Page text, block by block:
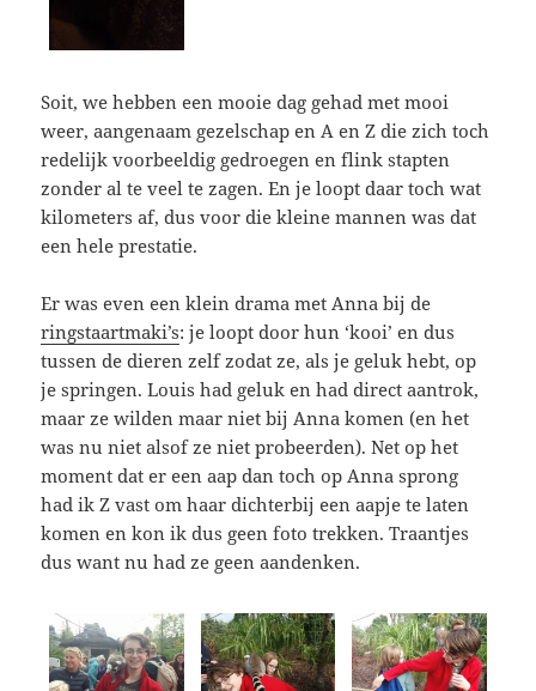
Soit, we hebben een mooie dag gehad met mooi
weer, aangenaam gezelschap en A en Z die zich toch
redelijk voorbeeldig gedroegen en flink stapten
zonder al te veel te zagen. En je loopt daar toch wat
kilometers af, dus voor die kleine mannen was dat
een hele prestatie.
Er was even een klein drama met Anna bij de
ringstaartmaki’s: je loopt door hun ‘kooi’ en dus
tussen de dieren zelf zodat ze, als je geluk hebt, op
je springen. Louis had geluk en had direct aantrok,
maar ze wilden maar niet bij Anna komen (en het
was nu niet alsof ze niet probeerden). Net op het
moment dat er een aap dan toch op Anna sprong
had ik Z vast om haar dichterbij een aapje te laten
komen en kon ik dus geen foto trekken. Traantjes
dus want nu had ze geen aandenken.